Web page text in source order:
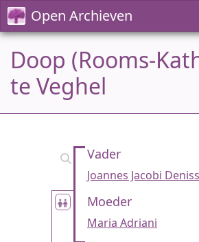
Open Archieven
Doop (Rooms-
te Veghel
Vader
Joannes Jacobi
Moeder
Maria Adriani